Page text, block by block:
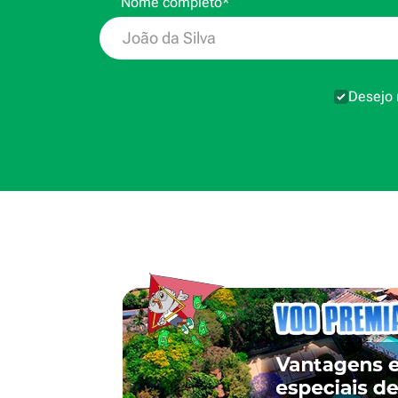
Desejo